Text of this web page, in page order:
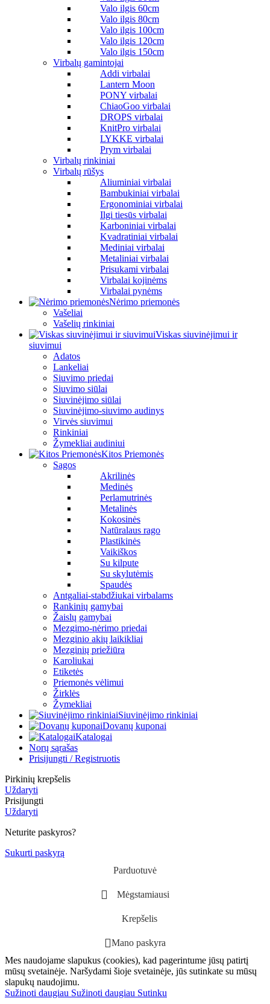
Valo ilgis 60cm
Valo ilgis 80cm
Valo ilgis 100cm
Valo ilgis 120cm
Valo ilgis 150cm
Virbalų gamintojai
Addi virbalai
Lantern Moon
PONY virbalai
ChiaoGoo virbalai
DROPS virbalai
KnitPro virbalai
LYKKE virbalai
Prym virbalai
Virbalų rinkiniai
Virbalų rūšys
Aliuminiai virbalai
Bambukiniai virbalai
Ergonominiai virbalai
Ilgi tiesūs virbalai
Karboniniai virbalai
Kvadratiniai virbalai
Mediniai virbalai
Metaliniai virbalai
Prisukami virbalai
Virbalai kojinėms
Virbalai pynėms
Nėrimo priemonės
Vašeliai
Vašelių rinkiniai
Viskas siuvinėjimui ir
siuvimui
Adatos
Lankeliai
Siuvimo priedai
Siuvimo siūlai
Siuvinėjimo siūlai
Siuvinėjimo-siuvimo audinys
Virvės siuvimui
Rinkiniai
Žymekliai audiniui
Kitos Priemonės
Sagos
Akrilinės
Medinės
Perlamutrinės
Metalinės
Kokosinės
Natūralaus rago
Plastikinės
Vaikiškos
Su kilpute
Su skylutėmis
Spaudės
Antgaliai-stabdžiukai virbalams
Rankinių gamybai
Žaislų gamybai
Mezgimo-nėrimo priedai
Mezginio akių laikikliai
Mezginių priežiūra
Karoliukai
Etiketės
Priemonės vėlimui
Žirklės
Žymekliai
Siuvinėjimo rinkiniai
Dovanų kuponai
Katalogai
Norų sąrašas
Prisijungti / Registruotis
Pirkinių krepšelis
Uždaryti
Prisijungti
Uždaryti
Neturite paskyros?
Sukurti paskyrą
Parduotuvė
Mėgstamiausi
Krepšelis
Mano paskyra
Mes naudojame slapukus (cookies), kad pagerintume jūsų patirtį
mūsų svetainėje. Naršydami šioje svetainėje, jūs sutinkate su mūsų
slapukų naudojimu.
Sužinoti daugiau Sužinoti daugiau Sutinku